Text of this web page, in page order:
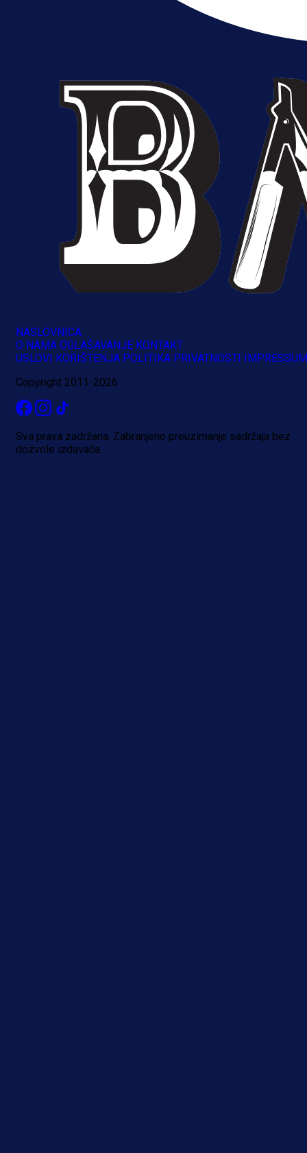
NASLOVNICA
O NAMA OGLAŠAVANJE KONTAKT
USLOVI KORIŠTENJA POLITIKA PRIVATNOSTI IMPRESSUM
Copyright 2011-2026
Sva prava zadržana. Zabranjeno preuzimanje sadržaja bez
dozvole izdavača.